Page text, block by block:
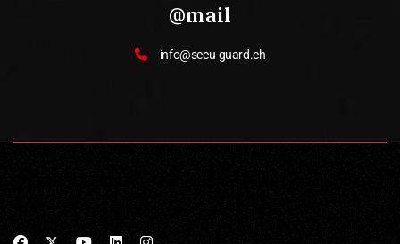
@mail
info@secu-guard.ch